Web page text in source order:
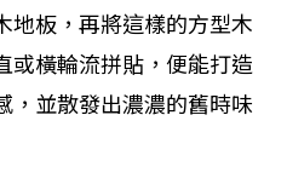
地板，再將這樣的方型木
或橫輪流拼貼，便能打造
，並散發出濃濃的舊時味